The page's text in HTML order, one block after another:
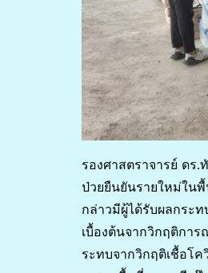
รองศาสตราจารย์ ดร
ป่วยยืนยันรายใหม่ใน
กล่าวมีผู้ได้รับผลกระ
เบื้องต้นจากวิกฤติกา
ระทบจากวิกฤติเชื้อโ